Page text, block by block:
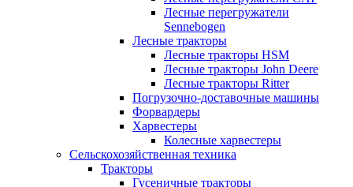
Лесные перегружатели
Sennebogen
Лесные тракторы
Лесные тракторы HSM
Лесные тракторы John Deere
Лесные тракторы Ritter
Погрузочно-доставочные машины
Форвардеры
Харвестеры
Колесные харвестеры
Сельскохозяйственная техника
Тракторы
Гусеничные тракторы